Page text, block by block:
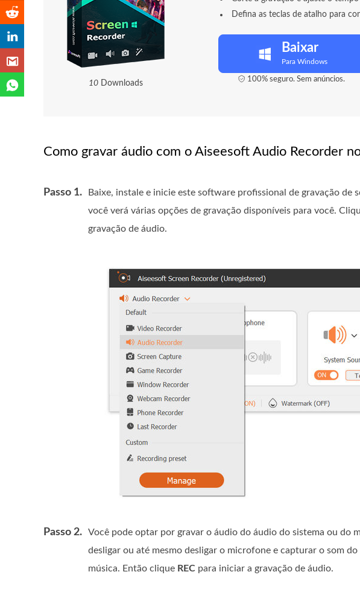
14 Downloads
Defina as teclas de atalho para
Baixar
Para Windows
100% seguro. Sem anúncios.
Como gravar áudio com o Aiseesoft Audio Recorder
Passo 1.
Baixe, instale e inicie este software profissional de gravação
você verá várias opções de gravação disponíveis para você.
gravação de áudio.
Passo 2.
Você pode optar por gravar o áudio do áudio do sistema ou do
desligar ou até mesmo desligar o microfone e capturar o som
música. Então clique REC para iniciar a gravação de áudio.